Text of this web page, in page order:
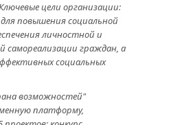
цели организации:
для повышения социальной
личностной и
самореализации граждан, а
социальных
возможностей"
платформу,